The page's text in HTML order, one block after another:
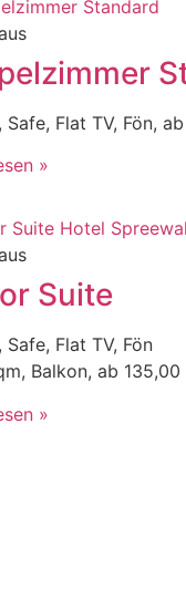
Safe, Flat TV, Fön,
»
Suite
Safe, Flat TV, Fön
Balkon, ab 135,00
»